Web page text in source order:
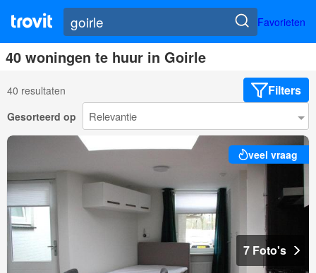
Favorieten
40 woningen te huur in Goirle
40 resultaten Filters
Gesorteerd op
veel vraag
7 Foto's